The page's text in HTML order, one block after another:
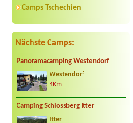
Camps Tschechien
Nächste Camps:
Panoramacamping Westendorf
Westendorf
4Km
Camping Schlossberg Itter
Itter